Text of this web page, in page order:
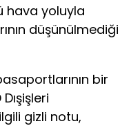
hava yoluyla
düşünülmediği
bir
gizli notu,